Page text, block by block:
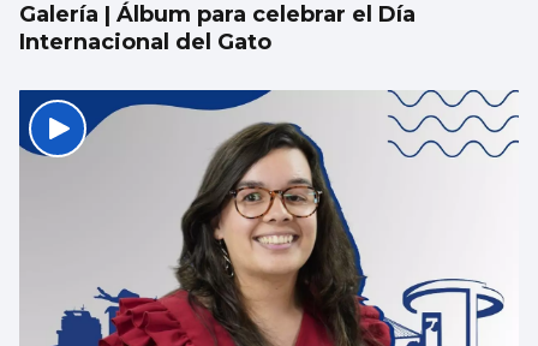
Galería | Álbum para celebrar el Día
Internacional del Gato